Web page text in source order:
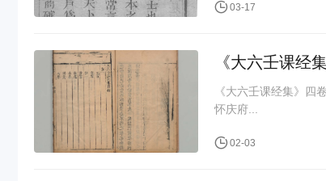
03-17
《大六壬课经
《大六壬课经集》四
怀庆府...
02-03